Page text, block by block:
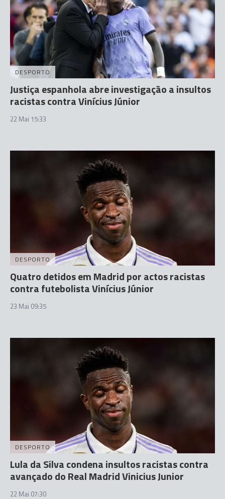
DESPORTO
Justiça espanhola abre investigação a insultos
racistas contra Vinícius Júnior
22 Mai 15:33
DESPORTO
Quatro detidos em Madrid por actos racistas
contra futebolista Vinícius Júnior
23 Mai 09:35
DESPORTO
Lula da Silva condena insultos racistas contra
avançado do Real Madrid Vinicius Junior
22 Mai 07:30